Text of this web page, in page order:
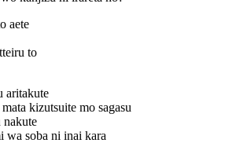
aete
to
aritakute
kizutsuite mo sagasu
nakute
wa soba ni inai kara